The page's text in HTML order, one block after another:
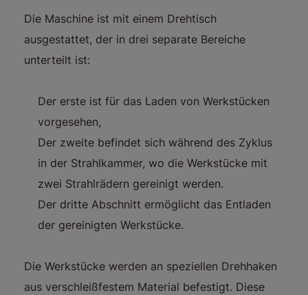
Die Maschine ist mit einem Drehtisch
ausgestattet, der in drei separate Bereiche
unterteilt ist:
Der erste ist für das Laden von Werkstücken
vorgesehen,
Der zweite befindet sich während des Zyklus
in der Strahlkammer, wo die Werkstücke mit
zwei Strahlrädern gereinigt werden.
Der dritte Abschnitt ermöglicht das Entladen
der gereinigten Werkstücke.
Die Werkstücke werden an speziellen Drehhaken
aus verschleißfestem Material befestigt. Diese